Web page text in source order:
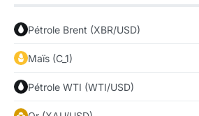
Pétrole Brent (XBR/USD)
Maïs (C_1)
Pétrole WTI (WTI/USD)